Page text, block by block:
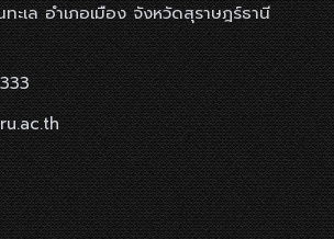
เล อำเภอเมือง จังหวัดสุราษฎร์ธานี